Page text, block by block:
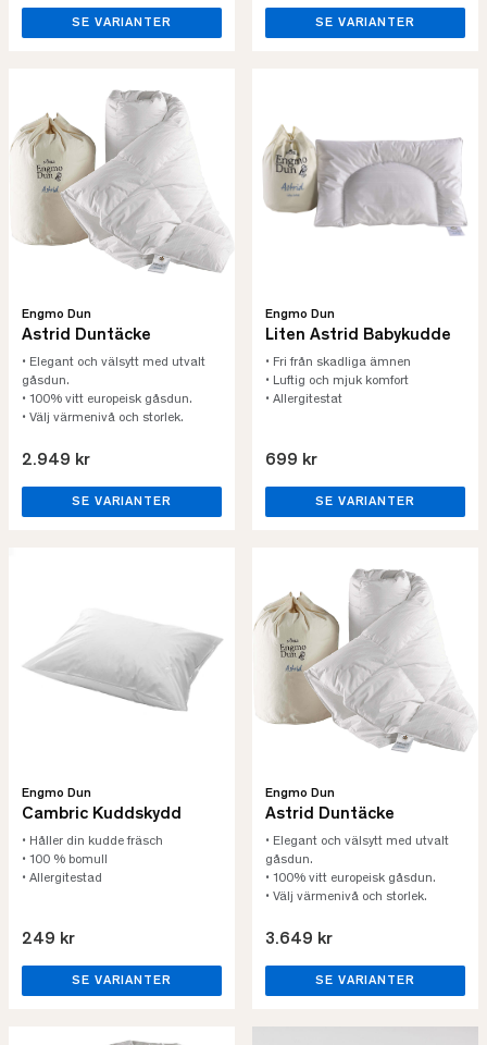
SE VARIANTER SE VARIANTER
Engmo Dun
Astrid Duntäcke
• Elegant och välsytt med utvalt
gåsdun.
• 100% vitt europeisk gåsdun.
• Välj värmenivå och storlek.
2.949 kr
SE VARIANTER
Engmo Dun
Liten Astrid Babykudde
• Fri från skadliga ämnen
• Luftig och mjuk komfort
• Allergitestat
699 kr
SE VARIANTER
Engmo Dun
Cambric Kuddskydd
• Håller din kudde fräsch
• 100 % bomull
• Allergitestad
249 kr
SE VARIANTER
Engmo Dun
Astrid Duntäcke
• Elegant och välsytt med utvalt
gåsdun.
• 100% vitt europeisk gåsdun.
• Välj värmenivå och storlek.
3.649 kr
SE VARIANTER